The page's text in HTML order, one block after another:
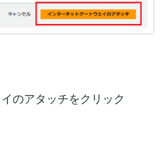
のアタッチをクリック